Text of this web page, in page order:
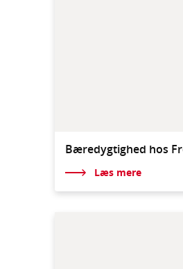
Bæredygtighed hos
Læs mere